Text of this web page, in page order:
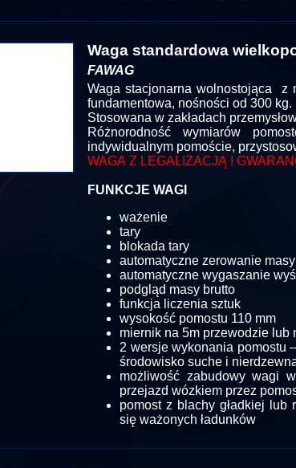
Waga standardowa
FAWAG
Waga stacjonarna wolnostojąca z
fundamentowa, nośności od 300 kg.
Stosowana w zakładach
Różnorodność wymiarów
indywidualnym pomoście,
WAGA Z LEGALIZACJĄ I
FUNKCJE WAGI
ważenie
tary
blokada tary
automatyczne zerowanie
automatyczne wygaszanie
podgląd masy brutto
funkcja liczenia sztuk
wysokość pomostu 110 mm
miernik na 5m przewodzie lub
2 wersje wykonania pomostu
środowisko suche i
możliwość zabudowy wagi
przejazd wózkiem przez
pomost z blachy gładkiej lub
się ważonych ładunków